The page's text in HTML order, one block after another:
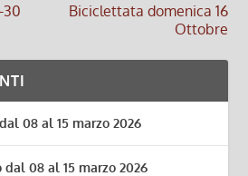
30
Biciclettata domenica 16
Ottobre
08 al 15 marzo 2026
08 al 15 marzo 2026